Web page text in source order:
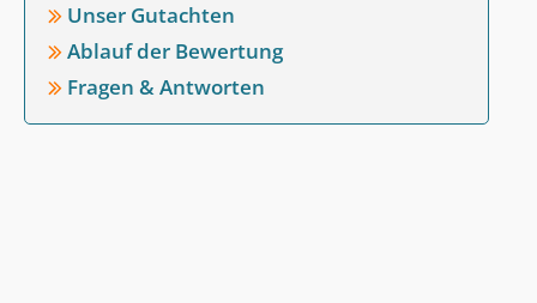
Unser Gutachten
Ablauf der Bewertung
Fragen & Antworten